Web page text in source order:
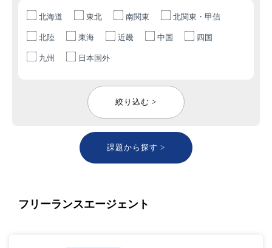
北海道 東北 南関東 北関東・甲信
北陸 東海 近畿 中国 四国
九州 日本国外
絞り込む >
課題から探す >
フリーランスエージェント